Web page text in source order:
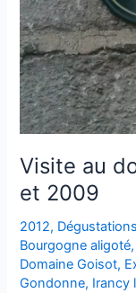
Visite au
et 2009
2012, Dégustations
Bourgogne aligoté
Domaine Goisot,
Gondonne, Irancy